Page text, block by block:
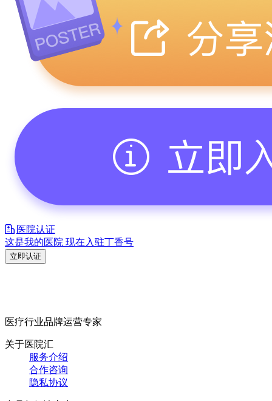
医院认证
这是我的医院 现在入驻丁香号
立即认证
医疗行业品牌运营专家
关于医院汇
服务介绍
合作咨询
隐私协议